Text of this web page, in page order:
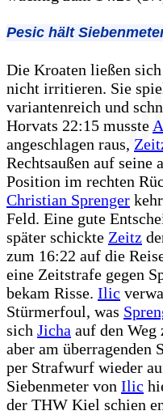
Pesic hält
Die Kroaten ließen
nicht irritieren. Sie
variantenreich und
Horvats 22:15 musste
angeschlagen raus,
Rechtsaußen auf seine
Position im rechten
Christian Sprenger
Feld. Eine gute
später schickte Zeitz
zum 16:22 auf die
eine Zeitstrafe gegen
bekam Risse. Ilic
Stürmerfoul, was
sich Jicha auf den
aber am überragenden
per Strafwurf wieder
Siebenmeter von Ilic
der THW Kiel schien